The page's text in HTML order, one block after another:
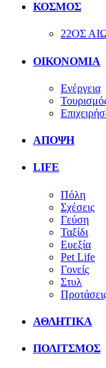
ΚΟΣΜΟΣ
22ΟΣ
ΟΙΚΟΝΟΜΙΑ
Ενέργεια
ΑΠΟΨΗ
LIFE
Πόλη
Σχέσεις
Γεύση
Ταξίδι
Ευεξία
Pet Life
Γονείς
Στυλ
ΑΘΛΗΤΙΚΑ
ΠΟΛΙΤΣΜΟΣ